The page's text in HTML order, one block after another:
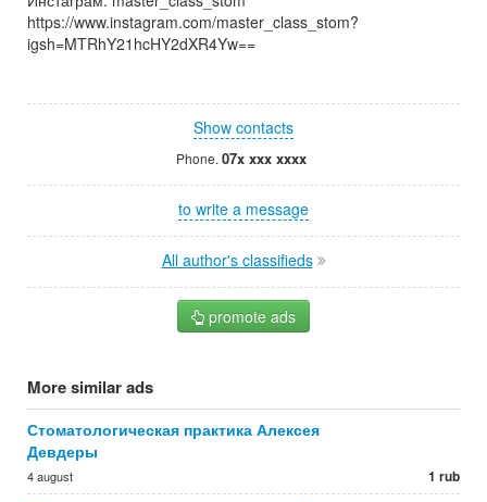
https://www.instagram.com/master_class_stom?
igsh=MTRhY21hcHY2dXR4Yw==
Show contacts
Phone. 07x xxx xxxx
to write a message
All author's classifieds
promote ads
More similar ads
Стоматологическая практика Алексея
Девдеры
4 august 1 rub